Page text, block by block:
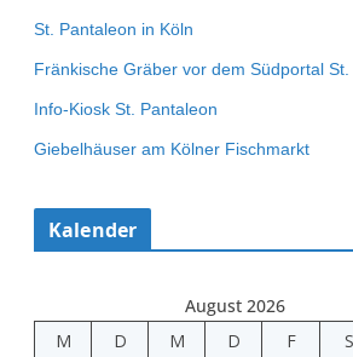
St. Pantaleon in Köln
Fränkische Gräber vor dem Südportal St.
Info-Kiosk St. Pantaleon
Giebelhäuser am Kölner Fischmarkt
Kalender
August 2026
M
D M D F S